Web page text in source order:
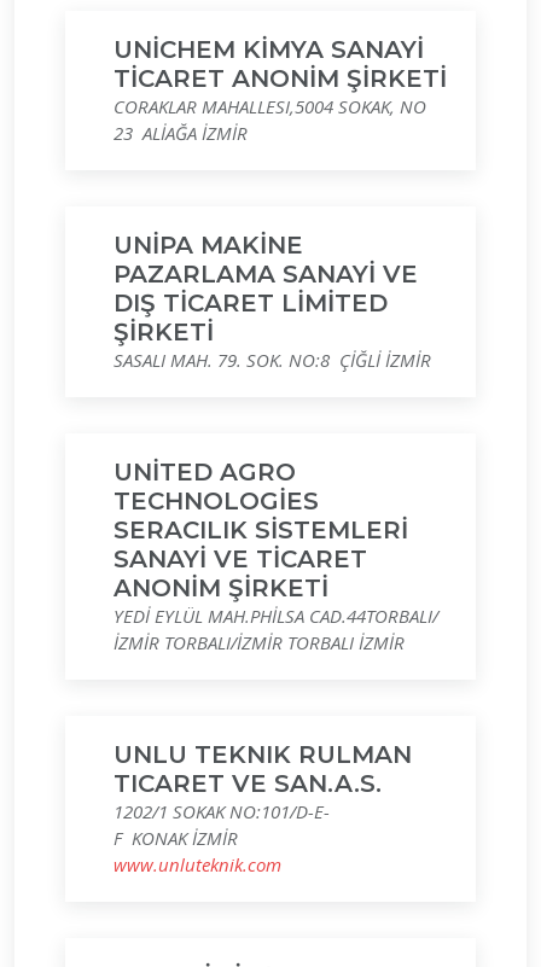
UNİCHEM KİMYA SANAYİ
TİCARET ANONİM ŞİRKETİ
CORAKLAR MAHALLESI,5004 SOKAK, NO
23 ALİAĞA İZMİR
UNİPA MAKİNE
PAZARLAMA SANAYİ VE
DIŞ TİCARET LİMİTED
ŞİRKETİ
SASALI MAH. 79. SOK. NO:8 ÇİĞLİ İZMİR
UNİTED AGRO
TECHNOLOGİES
SERACILIK SİSTEMLERİ
SANAYİ VE TİCARET
ANONİM ŞİRKETİ
YEDİ EYLÜL MAH.PHİLSA CAD.44TORBALI/
İZMİR TORBALI/İZMİR TORBALI İZMİR
UNLU TEKNIK RULMAN
TICARET VE SAN.A.S.
1202/1 SOKAK NO:101/D-E-
F KONAK İZMİR
www.unluteknik.com